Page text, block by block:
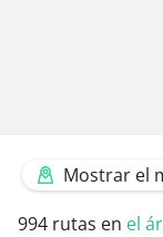
Mostrar el
994 rutas en el